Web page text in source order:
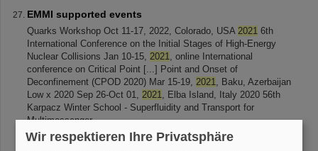
EMMI supported events
Quarks Workshop Oct 11-17, 2022, Colorado, USA 2021 6th
International Conference on the Initial Stages of High-Energy
Nuclear Collisions Jan 10-15, 2021, online International
conference on Critical Point [...] Point and Onset of
Deconfinement (CPOD 2020) Mar 15-19, 2021, Baku, Azerbaijan
Low x 2020 Sep 26-Oct 01, 2021, Elba Island, Italy 2020 56th
Karpacz Winter School - Superfluidity and Transport for
Multimessenger
Wir respektieren Ihre Privatsphäre